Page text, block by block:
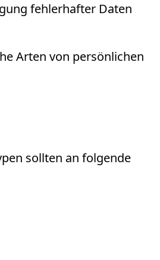
fehlerhafter Daten
Arten von persönlichen
sollten an folgende